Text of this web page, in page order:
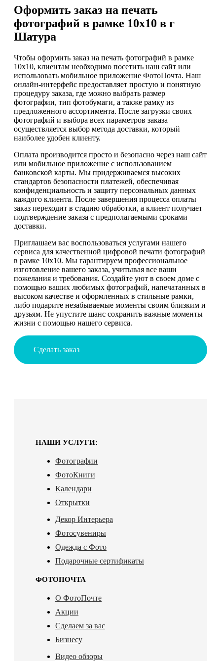
Оформить заказ на печать
фотографий в рамке 10х10 в г
Шатура
Чтобы оформить заказ на печать фотографий в рамке
10х10, клиентам необходимо посетить наш сайт или
использовать мобильное приложение ФотоПочта. Наш
онлайн-интерфейс предоставляет простую и понятную
процедуру заказа, где можно выбрать размер
фотографии, тип фотобумаги, а также рамку из
предложенного ассортимента. После загрузки своих
фотографий и выбора всех параметров заказа
осуществляется выбор метода доставки, который
наиболее удобен клиенту.
Оплата производится просто и безопасно через наш сайт
или мобильное приложение с использованием
банковской карты. Мы придерживаемся высоких
стандартов безопасности платежей, обеспечивая
конфиденциальность и защиту персональных данных
каждого клиента. После завершения процесса оплаты
заказ переходит в стадию обработки, а клиент получает
подтверждение заказа с предполагаемыми сроками
доставки.
Приглашаем вас воспользоваться услугами нашего
сервиса для качественной цифровой печати фотографий
в рамке 10х10. Мы гарантируем профессиональное
изготовление вашего заказа, учитывая все ваши
пожелания и требования. Создайте уют в своем доме с
помощью ваших любимых фотографий, напечатанных в
высоком качестве и оформленных в стильные рамки,
либо подарите незабываемые моменты своим близким и
друзьям. Не упустите шанс сохранить важные моменты
жизни с помощью нашего сервиса.
Сделать заказ
НАШИ УСЛУГИ:
Фотографии
ФотоКниги
Календари
Открытки
Декор Интерьера
Фотосувениры
Одежда с Фото
Подарочные сертификаты
ФОТОПОЧТА
О ФотоПочте
Акции
Сделаем за вас
Бизнесу
Видео обзоры